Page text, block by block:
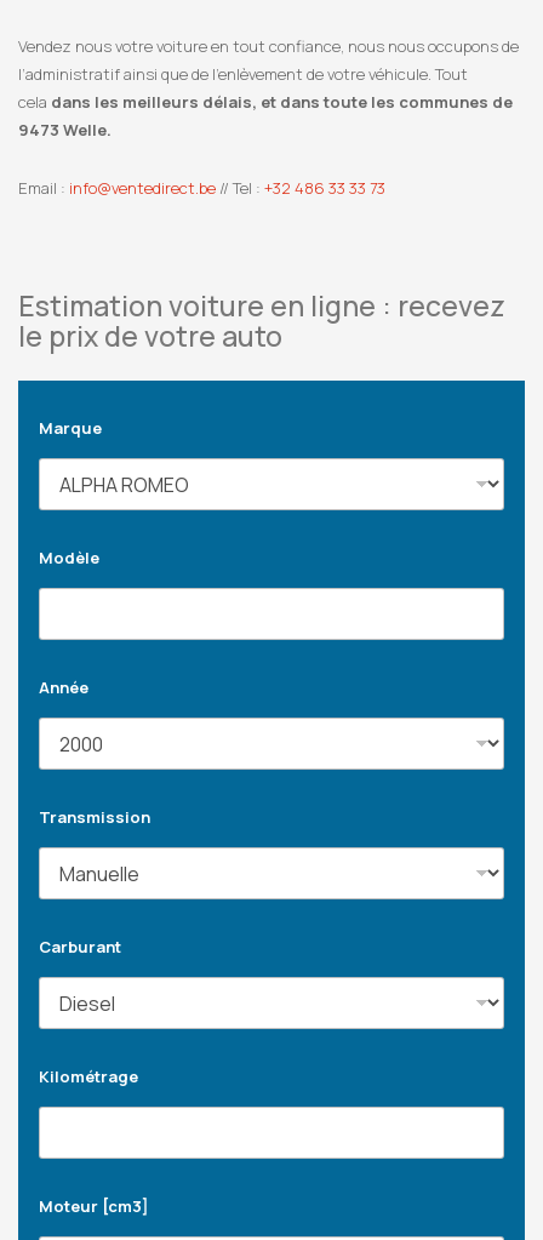
Vendez nous votre voiture en tout confiance, nous nous occupons de
l’administratif ainsi que de l’enlèvement de votre véhicule. Tout
cela dans les meilleurs délais, et dans toute les communes de
9473 Welle.
Email : info@ventedirect.be // Tel : +32 486 33 33 73
Estimation voiture en ligne : recevez
le prix de votre auto
Marque
Modèle
Année
Transmission
Carburant
Kilométrage
Moteur [cm3]